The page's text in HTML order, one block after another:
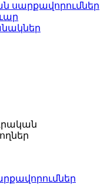
սարքավորումներ